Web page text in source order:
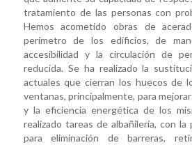
tratamiento de las personas con
Hemos acometido obras de
perímetro de los edificios, de
accesibilidad y la circulación de
reducida. Se ha realizado la
actuales que cierran los huecos de
ventanas, principalmente, para
y la eficiencia energética de los
realizado tareas de albañilería, con la
para eliminación de barreras,